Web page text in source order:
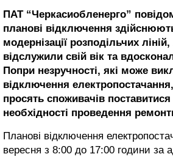
ПАТ “Черкасиобленерго”
планові відключення
модернізації розподільчих
відслужили свій вік та
Попри незручності, які може
відключення
просять споживачів
необхідності проведення
Планові відключення
вересня з 8:00 до 17:00 години за